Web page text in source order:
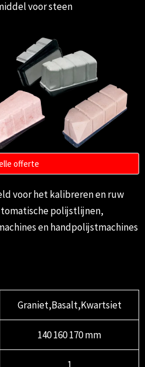
voor steen
offerte
voor het kalibreren en ruw
polijstlijnen,
en handpolijstmachines
Graniet,Basalt,Kwartsiet
140 160 170 mm